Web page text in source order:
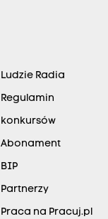
Ludzie Radia
Regulamin
konkursów
Abonament
BIP
Partnerzy
Praca na Pracuj.pl